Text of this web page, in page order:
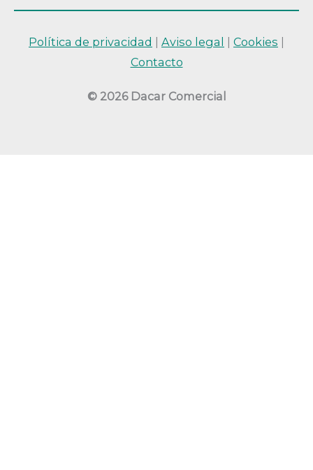
© 2026 Dacar Comercial
Política de privacidad Aviso legal Cookies
Contacto